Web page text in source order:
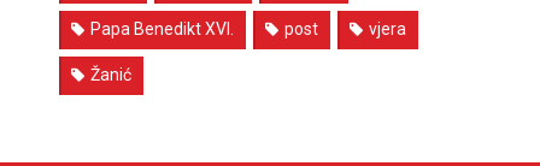
Papa Benedikt XVI. post vjera
Žanić